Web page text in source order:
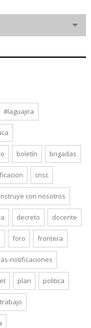
#laguajira
boletín brigadas
cnsc
con nosotros
decreto docente
foro frontera
notificaciones
plan politica
trabajo